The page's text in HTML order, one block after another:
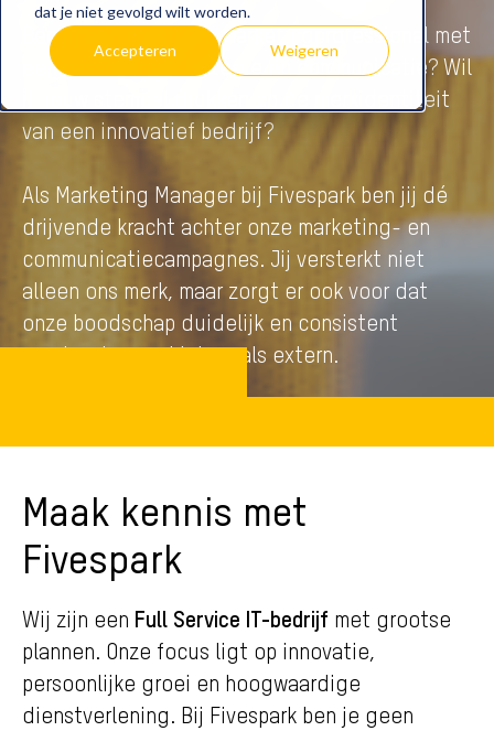
dat je niet gevolgd wilt worden.
Accepteren Weigeren
Ben jij een creatieve marketingprofessional met
een passie voor strategie en communicatie? Wil
jij jouw stempel drukken op de merkidentiteit
van een innovatief bedrijf?
Als Marketing Manager bij Fivespark ben jij dé
drijvende kracht achter onze marketing- en
communicatiecampagnes. Jij versterkt niet
alleen ons merk, maar zorgt er ook voor dat
onze boodschap duidelijk en consistent
overkomt, zowel intern als extern.
Maak kennis met
Fivespark
Wij zijn een Full Service IT-bedrijf met grootse
plannen. Onze focus ligt op innovatie,
persoonlijke groei en hoogwaardige
dienstverlening. Bij Fivespark ben je geen